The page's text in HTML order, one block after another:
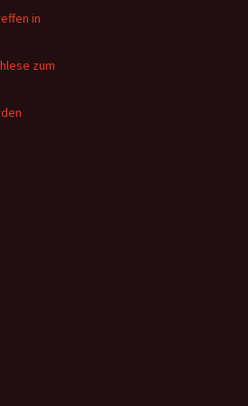
in
zum